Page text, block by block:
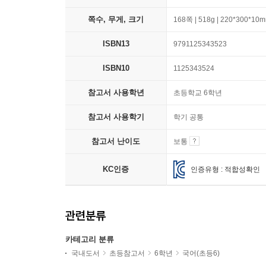
쪽수, 무게, 크기 168쪽 | 518g |
ISBN13 9791125343523
ISBN10 1125343524
참고서 사용학년 초등학교 6학년
참고서 사용학기 학기 공통
참고서 난이도 보통
KC인증 인증유형 : 적합성확인
관련분류
카테고리 분류
국내도서 초등참고서 6학년
국어(초등6)